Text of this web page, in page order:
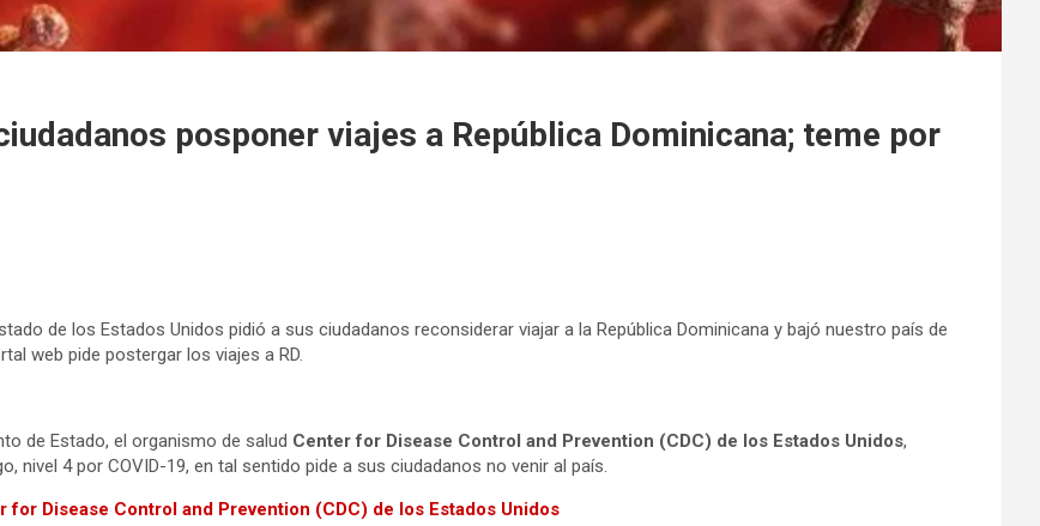
posponer viajes a República Dominicana; teme por
de los Estados Unidos pidió a sus ciudadanos reconsiderar viajar a la República Dominicana y bajó nuestro país de
web pide postergar los viajes a RD.
de Estado, el organismo de salud Center for Disease Control and Prevention (CDC) de los Estados Unidos,
nivel 4 por COVID-19, en tal sentido pide a sus ciudadanos no venir al país.
for Disease Control and Prevention (CDC) de los Estados Unidos